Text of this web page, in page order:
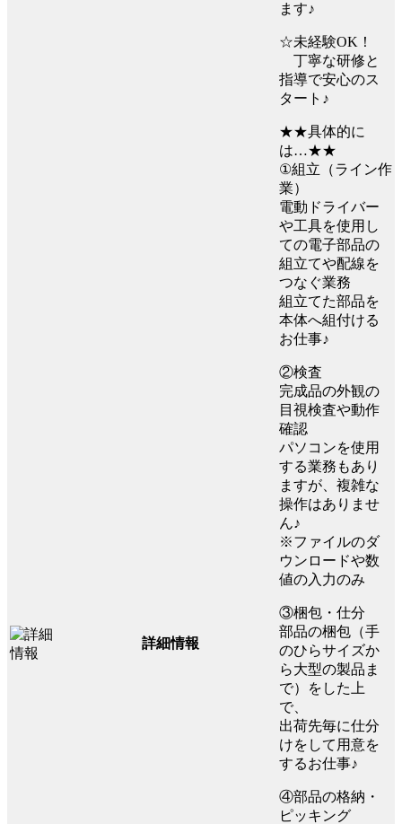
詳細情報
ます♪
☆未経験OK！
丁寧な研修と
指導で安心のス
タート♪
★★具体的に
は…★★
①組立（ライン作
業）
電動ドライバー
や工具を使用し
ての電子部品の
組立てや配線を
つなぐ業務
組立てた部品を
本体へ組付ける
お仕事♪
②検査
完成品の外観の
目視検査や動作
確認
パソコンを使用
する業務もあり
ますが、複雑な
操作はありませ
ん♪
※ファイルのダ
ウンロードや数
値の入力のみ
③梱包・仕分
部品の梱包（手
のひらサイズか
ら大型の製品ま
で）をした上
で、
出荷先毎に仕分
けをして用意を
するお仕事♪
④部品の格納・
ピッキング